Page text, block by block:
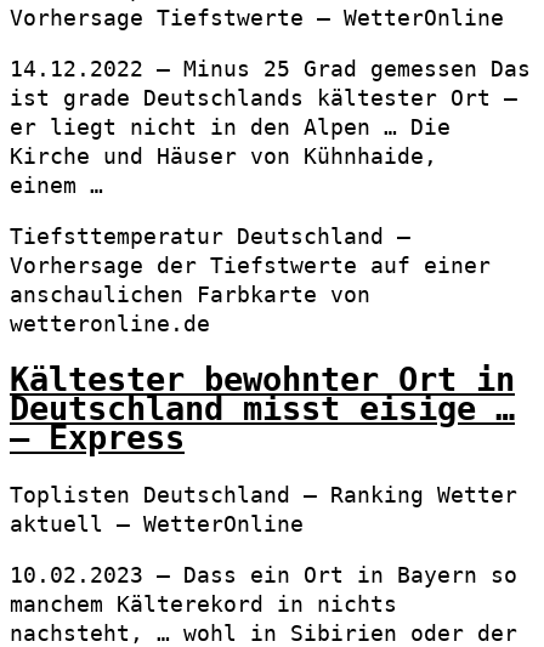
Vorhersage Tiefstwerte – WetterOnline
14.12.2022 — Minus 25 Grad gemessen Das
ist grade Deutschlands kältester Ort –
er liegt nicht in den Alpen … Die
Kirche und Häuser von Kühnhaide,
einem …
Tiefsttemperatur Deutschland –
Vorhersage der Tiefstwerte auf einer
anschaulichen Farbkarte von
wetteronline.de
Kältester bewohnter Ort in
Deutschland misst eisige …
– Express
Toplisten Deutschland – Ranking Wetter
aktuell – WetterOnline
10.02.2023 — Dass ein Ort in Bayern so
manchem Kälterekord in nichts
nachsteht, … wohl in Sibirien oder der